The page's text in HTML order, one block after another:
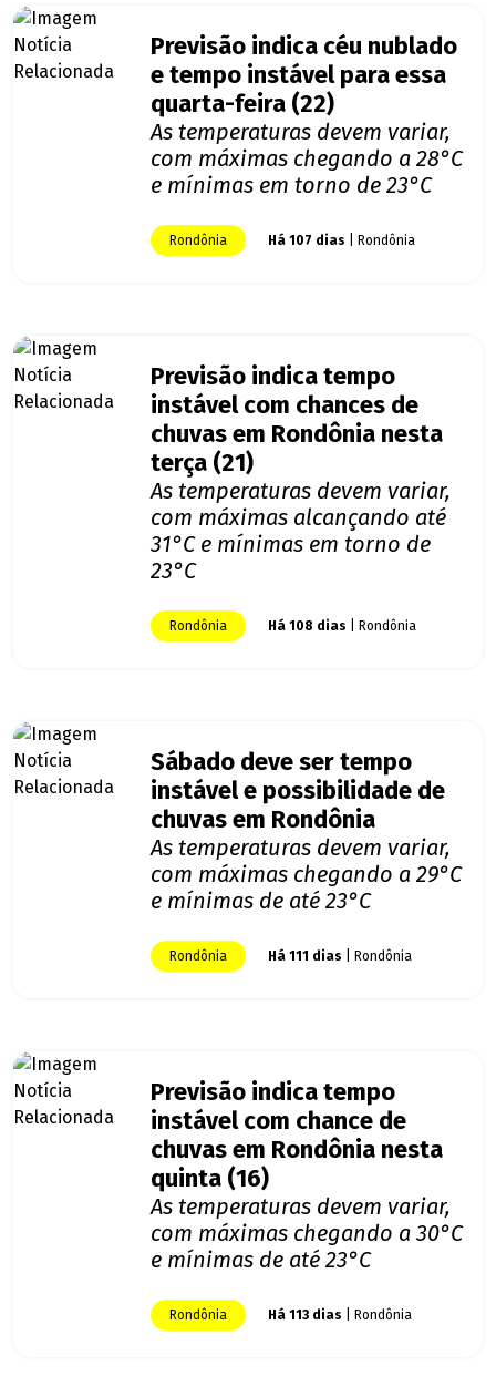
Previsão indica céu nublado
e tempo instável para essa
quarta-feira (22)
As temperaturas devem variar,
com máximas chegando a 28°C
e mínimas em torno de 23°C
Rondônia Há 107 dias | Rondônia
Previsão indica tempo
instável com chances de
chuvas em Rondônia nesta
terça (21)
As temperaturas devem variar,
com máximas alcançando até
31°C e mínimas em torno de
23°C
Rondônia Há 108 dias | Rondônia
Sábado deve ser tempo
instável e possibilidade de
chuvas em Rondônia
As temperaturas devem variar,
com máximas chegando a 29°C
e mínimas de até 23°C
Rondônia Há 111 dias | Rondônia
Previsão indica tempo
instável com chance de
chuvas em Rondônia nesta
quinta (16)
As temperaturas devem variar,
com máximas chegando a 30°C
e mínimas de até 23°C
Rondônia Há 113 dias | Rondônia